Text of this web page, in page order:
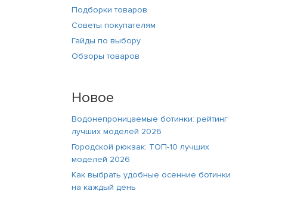
Подборки товаров
Советы покупателям
Гайды по выбору
Обзоры товаров
Новое
Водонепроницаемые ботинки: рейтинг
лучших моделей 2026
Городской рюкзак: ТОП-10 лучших
моделей 2026
Как выбрать удобные осенние ботинки
на каждый день